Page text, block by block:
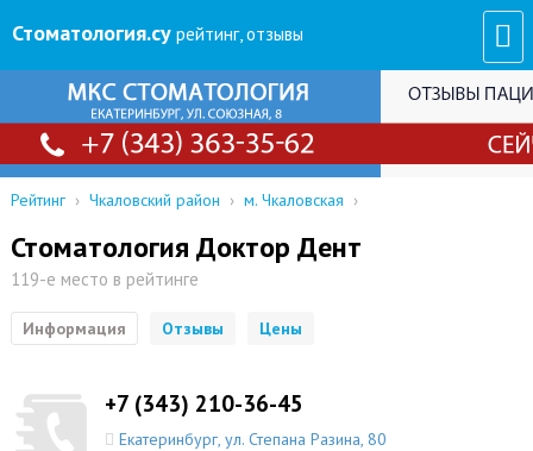
Стоматология.су рейтинг, отзывы
Рейтинг › Чкаловский район › м. Чкаловская ›
Стоматология Доктор Дент
119-е место в рейтинге
Информация Отзывы Цены
+7 (343) 210-36-45
Екатеринбург,ул. Степана Разина, 80